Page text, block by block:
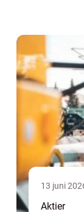
13 juni
Aktier